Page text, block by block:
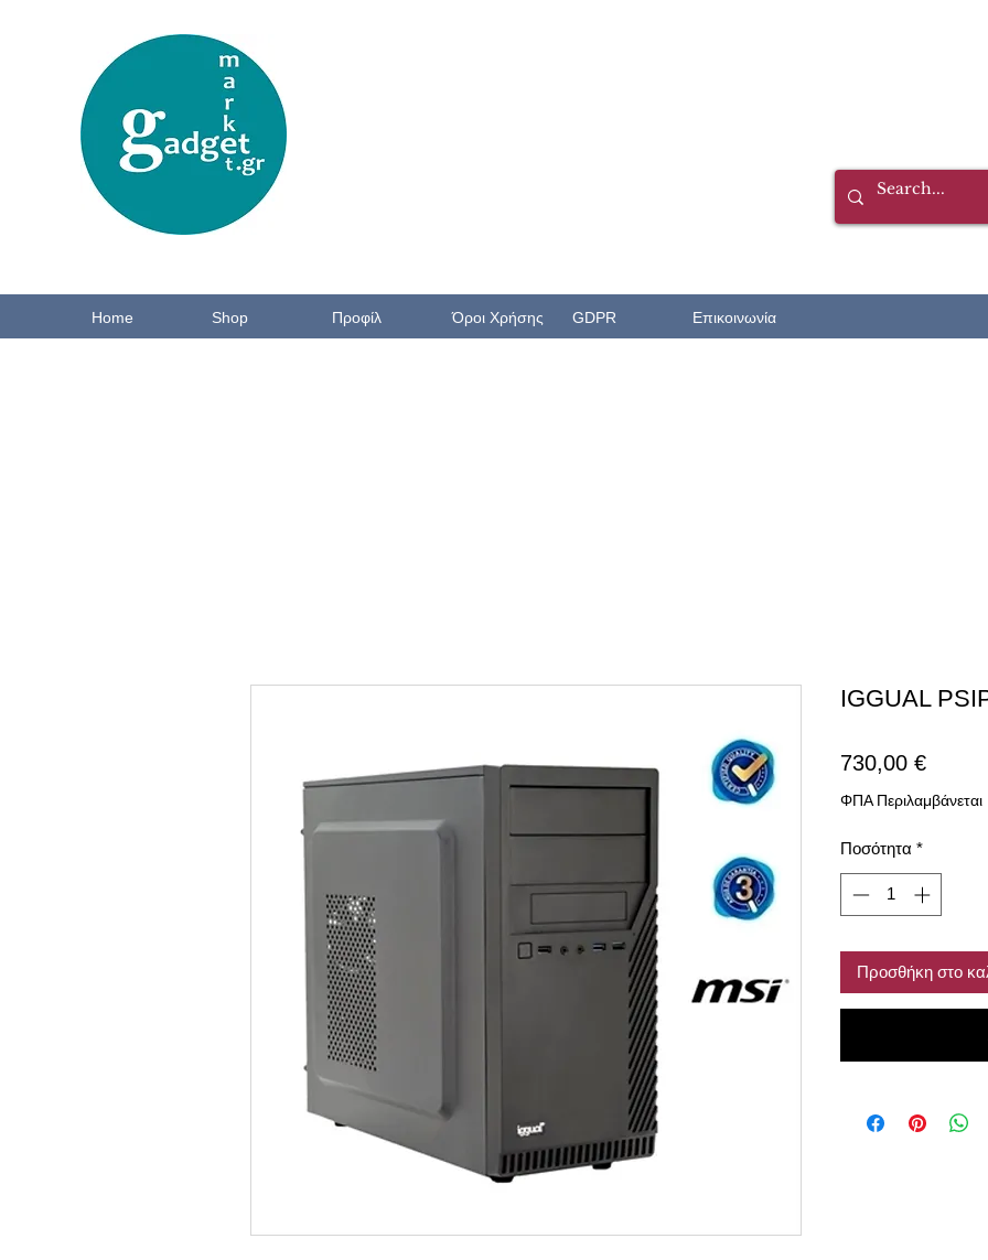
Home Shop Προφίλ Όροι Χρήσης GDPR Επικοινωνία
IGGUAL
730,00 €Τιμή
ΦΠΑ Περιλαμβάνεται
Ποσότητα *
Προσθήκη στο